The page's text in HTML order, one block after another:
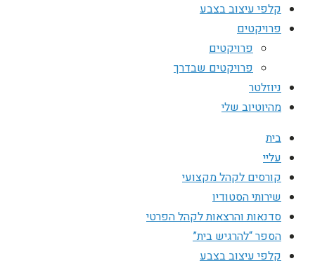
קלפי עיצוב בצבע
פרויקטים
פרויקטים
פרויקטים שבדרך
ניוזלטר
מהיוטיוב שלי
בית
עליי
קורסים לקהל מקצועי
שירותי הסטודיו
סדנאות והרצאות לקהל הפרטי
הספר “להרגיש בית”
קלפי עיצוב בצבע